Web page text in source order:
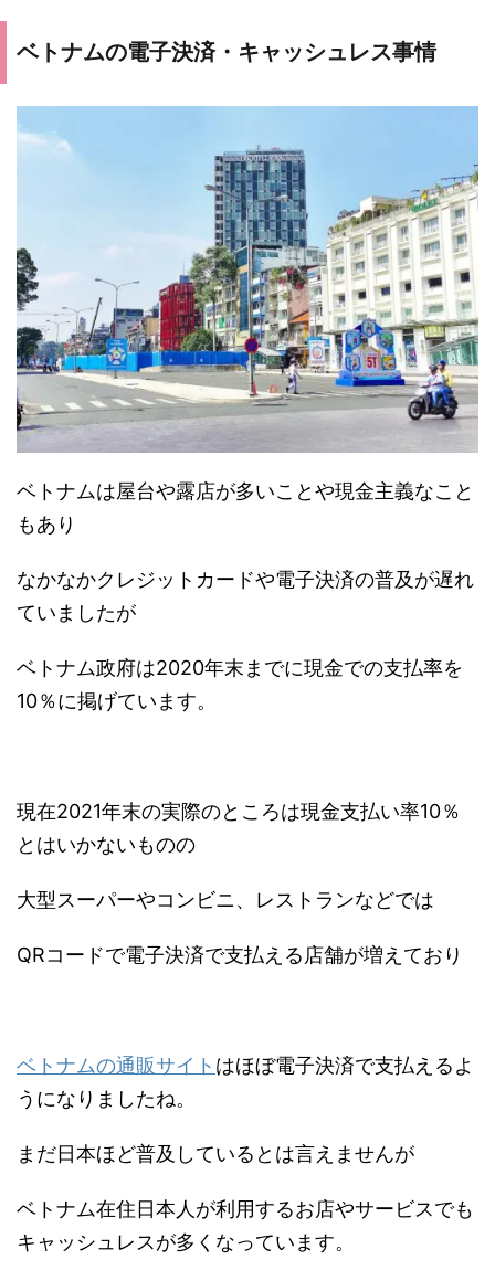
ベトナムの電子決済・キャッシュレス事情
ベトナムは屋台や露店が多いことや現金主義なこと
もあり
なかなかクレジットカードや電子決済の普及が遅れ
ていましたが
ベトナム政府は2020年末までに現金での支払率を
10％に掲げています。
現在2021年末の実際のところは現金支払い率10％
とはいかないものの
大型スーパーやコンビニ、レストランなどでは
QRコードで電子決済で支払える店舗が増えており
ベトナムの通販サイト はほぼ電子決済で支払えるよ
うになりましたね。
まだ日本ほど普及しているとは言えませんが
ベトナム在住日本人が利用するお店やサービスでも
キャッシュレスが多くなっています。